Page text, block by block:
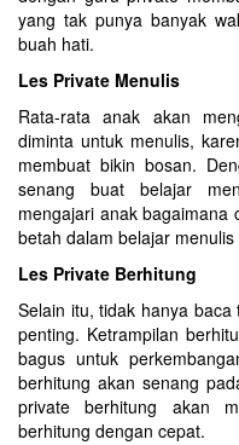
yang tak punya banyak
buah hati.
Les Private Menulis
Rata-rata anak akan
diminta untuk menulis,
membuat bikin bosan.
senang buat belajar
mengajari anak bagaimana
betah dalam belajar menulis
Les Private Berhitung
Selain itu, tidak hanya
penting. Ketrampilan
bagus untuk
berhitung akan senang
private berhitung akan
berhitung dengan cepat.